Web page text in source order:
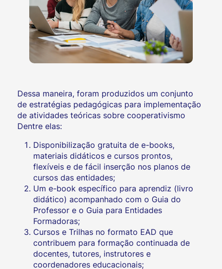
Dessa maneira, foram produzidos um conjunto
de estratégias pedagógicas para implementação
de atividades teóricas sobre cooperativismo
Dentre elas:
Disponibilização gratuita de e-books,
materiais didáticos e cursos prontos,
flexíveis e de fácil inserção nos planos de
cursos das entidades;
Um e-book específico para aprendiz (livro
didático) acompanhado com o Guia do
Professor e o Guia para Entidades
Formadoras;
Cursos e Trilhas no formato EAD que
contribuem para formação continuada de
docentes, tutores, instrutores e
coordenadores educacionais;